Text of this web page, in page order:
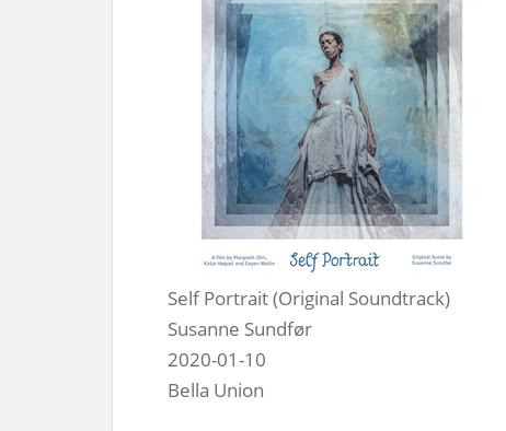
Self Portrait (Original Soundtrack)
Susanne Sundfør
2020-01-10
Bella Union